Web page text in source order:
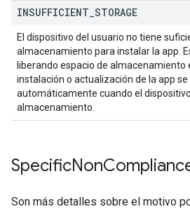
INSUFFICIENT STORAGE
El dispositivo del usuario no tiene
almacenamiento para instalar la app.
liberando espacio de almacenamiento
instalación o actualización de la app
automáticamente cuando el
almacenamiento.
SpecificNon
Son más detalles sobre el motivo